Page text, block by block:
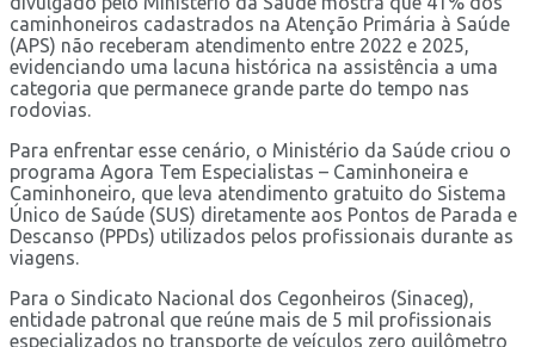
caminhoneiros cadastrados na Atenção Primária à Saúde
(APS) não receberam atendimento entre 2022 e 2025,
evidenciando uma lacuna histórica na assistência a uma
categoria que permanece grande parte do tempo nas
rodovias.
Para enfrentar esse cenário, o Ministério da Saúde criou o
programa Agora Tem Especialistas – Caminhoneira e
Caminhoneiro, que leva atendimento gratuito do Sistema
Único de Saúde (SUS) diretamente aos Pontos de Parada e
Descanso (PPDs) utilizados pelos profissionais durante as
viagens.
Para o Sindicato Nacional dos Cegonheiros (Sinaceg),
entidade patronal que reúne mais de 5 mil profissionais
especializados no transporte de veículos zero quilômetro